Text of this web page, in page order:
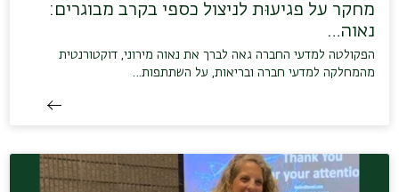
מחקר על פגיעוּת לניצול כספי בקרב מבוגרים:
נאוה…
הפקולטה למדעי החברה גאה לברך את נאוה מירוני, דוקטורנטית
מהמחלקה למדעי חברה ובריאות, על השתתפות…